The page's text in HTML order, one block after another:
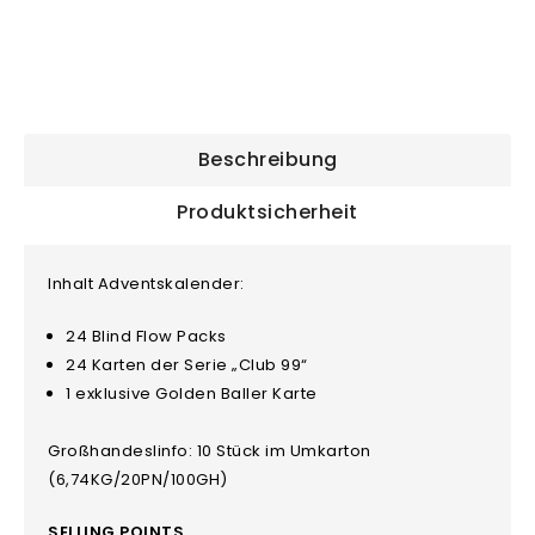
Beschreibung
Produktsicherheit
Inhalt Adventskalender:
24 Blind Flow Packs
24 Karten der Serie „Club 99“
1 exklusive Golden Baller Karte
Großhandeslinfo: 10 Stück im Umkarton
(6,74KG/20PN/100GH)